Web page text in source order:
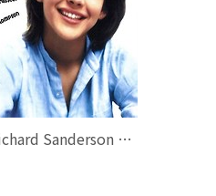
Reality - Richard Sanderson (라붐 - La boum, 1980)